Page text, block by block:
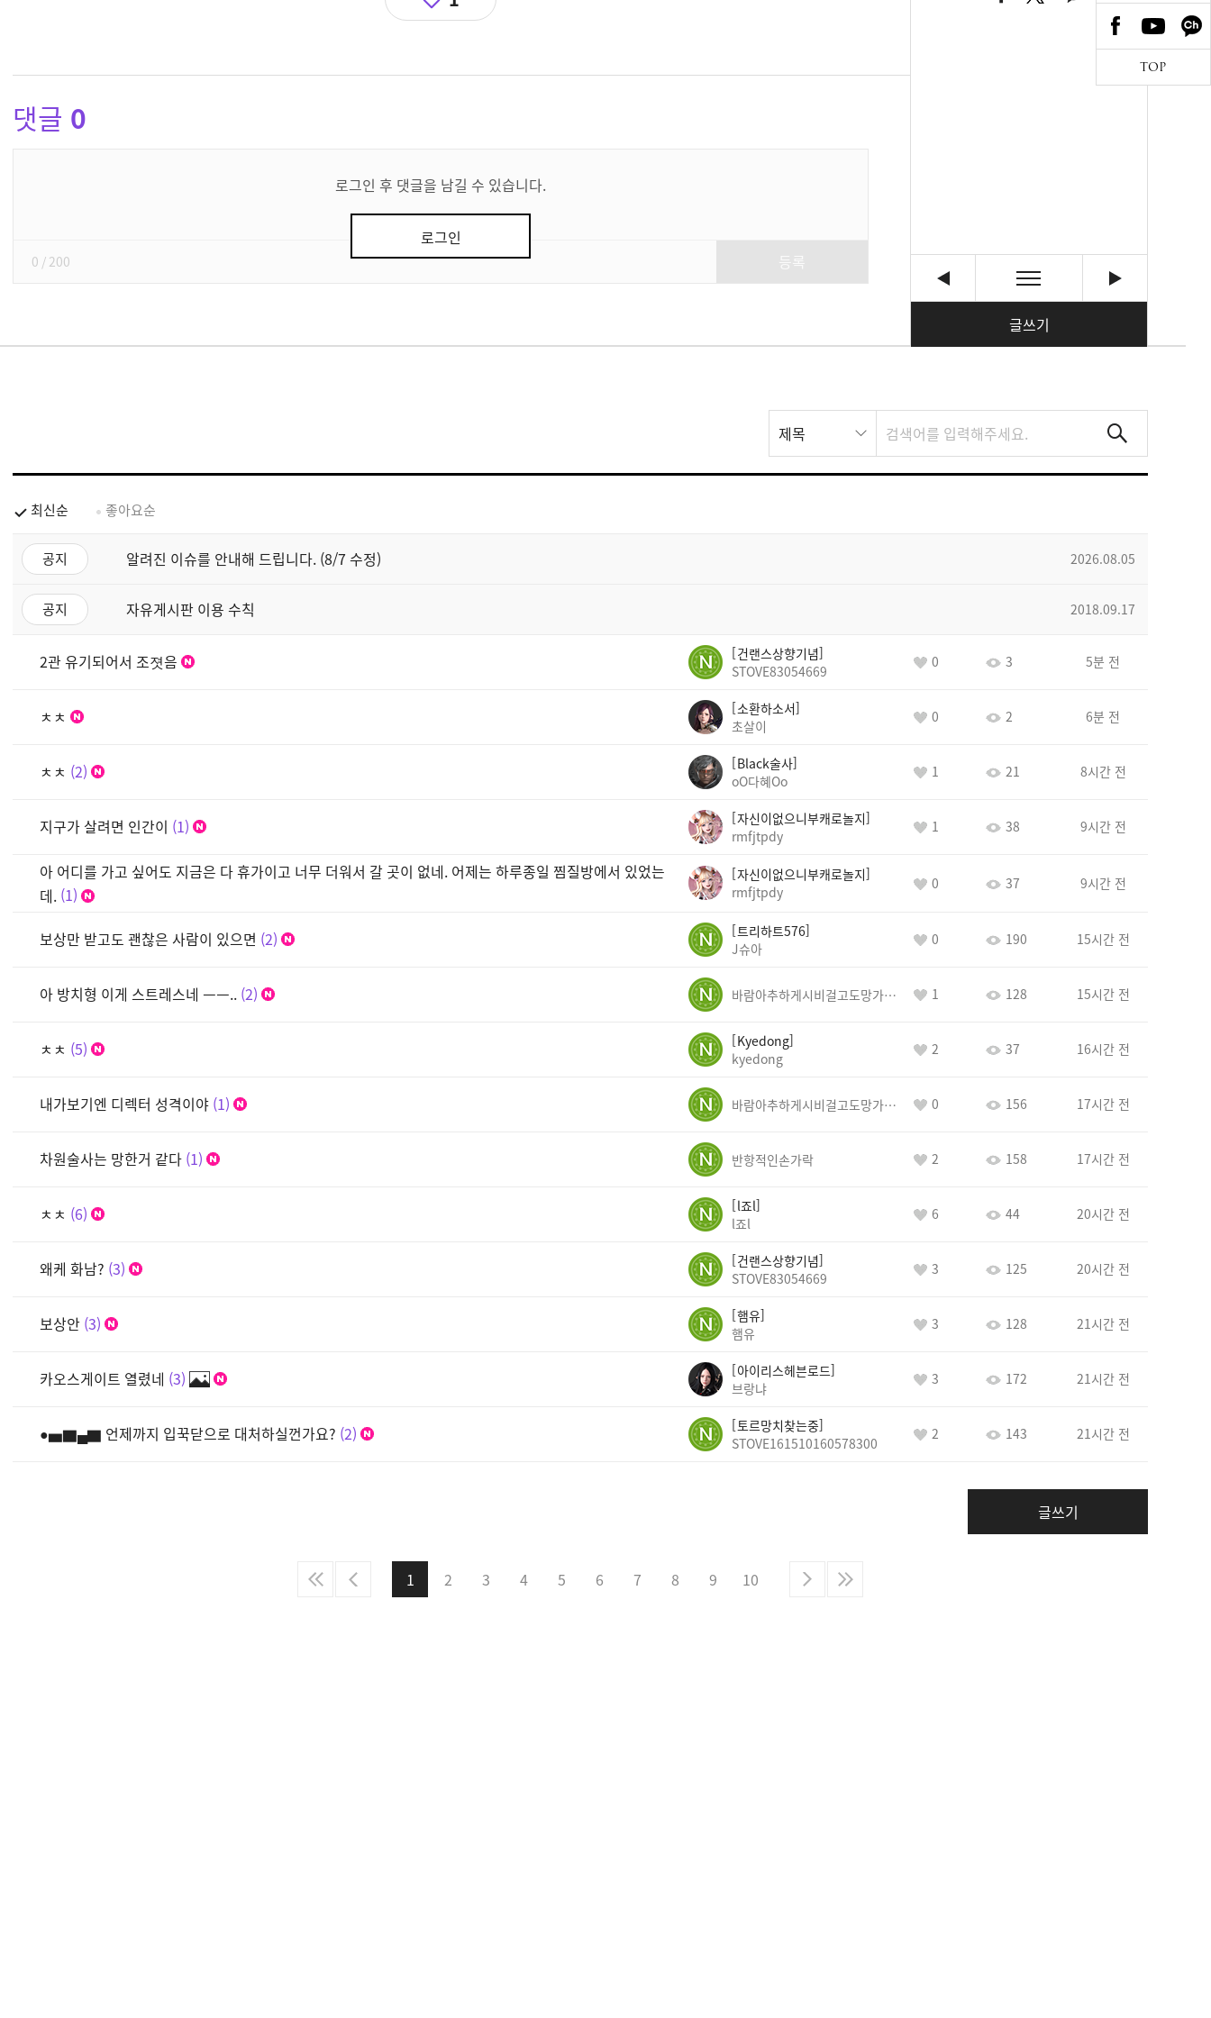
글쓰기
댓글 0
로그인 후 댓글을 남길 수 있습니다.
로그인
0 / 200
스
트
제목
최신순 좋아요순
공지 알려진 이슈를 안내해 드립니다. (8/7 수정) 2026.08.05
공지 자유게시판 이용 수칙 2018.09.17
2관 유기되어서 조졋음
건랜스상향기념
STOVE83054669
0 3 5분 전
ㅊㅊ
소환하소서
초살이
0 2 6분 전
ㅊㅊ 2
Black술사
oO다혜Oo
1 21 8시간 전
지구가 살려면 인간이 1
자신이없으니부캐로놀지
rmfjtpdy
1 38 9시간 전
아 어디를 가고 싶어도 지금은 다 휴가이고 너무 더워서 갈 곳이 없네. 어제는 하루종일 찜질방에서 있었는
데. 1
자신이없으니부캐로놀지
rmfjtpdy
0 37 9시간 전
보상만 받고도 괜찮은 사람이 있으면 2
트리하트576
J슈아
0 190 15시간 전
아 방치형 이게 스트레스네 ㅡㅡ.. 2 바람아추하게시비걸고도망가냐당당하게글써 1 128 15시간 전
ㅊㅊ 5
Kyedong
kyedong
2 37 16시간 전
내가보기엔 디렉터 성격이야 1 바람아추하게시비걸고도망가냐당당하게글써 0 156 17시간 전
차원술사는 망한거 같다 1 반항적인손가락 2 158 17시간 전
ㅊㅊ 6
l죠l
l죠l
6 44 20시간 전
왜케 화남? 3
건랜스상향기념
STOVE83054669
3 125 20시간 전
보상안 3
햄유
햄유
3 128 21시간 전
카오스게이트 열렸네 3
아이리스헤븐로드
브랑냐
3 172 21시간 전
●▅▇▄▇ 언제까지 입꾹닫으로 대처하실껀가요? 2
토르망치찾는중
STOVE161510160578300
2 143 21시간 전
글쓰기
1 2 3 4 5 6 7 8 9 10
TOP